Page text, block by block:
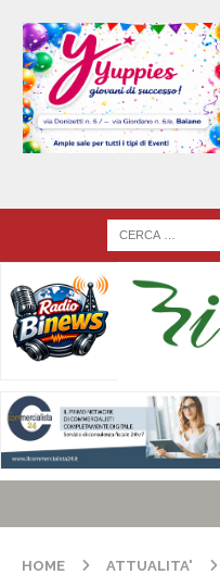
HOME ATTUALITA'